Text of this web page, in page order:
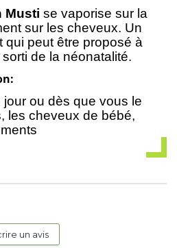
Musti se vaporise sur la
sur les cheveux. Un
qui peut être proposé à
de la néonatalité.
ou dès que vous le
les cheveux de bébé,
un avis